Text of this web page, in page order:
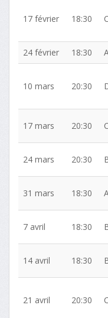
17 février 18:30 C
24 février 18:30
10 mars 20:30
17 mars 20:30 C
24 mars 20:30
31 mars 18:30
7 avril 18:30
14 avril 18:30
21 avril 20:30 C